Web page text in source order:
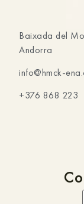
Baixada del
Andorra
info@hmck-
+376 868 223